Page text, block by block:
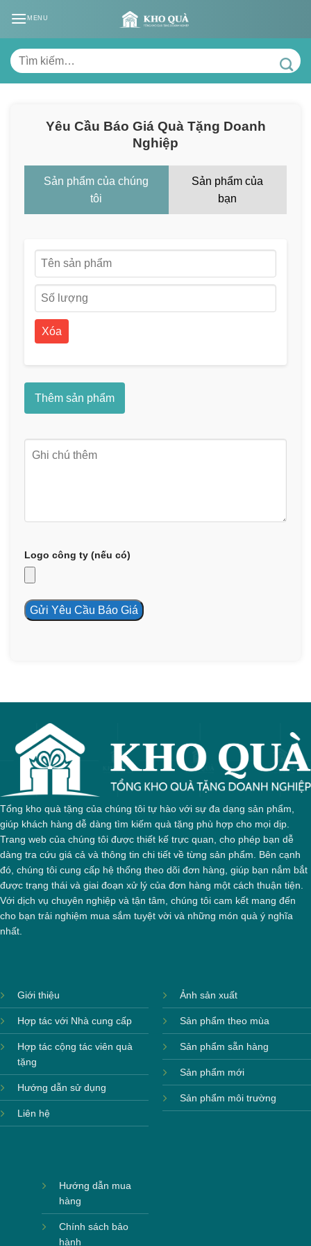
MENU
Tìm
kiếm:
Yêu Cầu Báo Giá Quà Tặng Doanh
Nghiệp
Sản phẩm của chúng
tôi
Sản phẩm của
bạn
Xóa
Thêm sản phẩm
Logo công ty (nếu có)
Gửi Yêu Cầu Báo Giá
Tổng kho quà tặng của chúng tôi tự hào với sự đa dạng sản phẩm,
giúp khách hàng dễ dàng tìm kiếm quà tặng phù hợp cho mọi dịp.
Trang web của chúng tôi được thiết kế trực quan, cho phép bạn dễ
dàng tra cứu giá cả và thông tin chi tiết về từng sản phẩm. Bên cạnh
đó, chúng tôi cung cấp hệ thống theo dõi đơn hàng, giúp bạn nắm bắt
được trạng thái và giai đoạn xử lý của đơn hàng một cách thuận tiện.
Với dịch vụ chuyên nghiệp và tận tâm, chúng tôi cam kết mang đến
cho bạn trải nghiệm mua sắm tuyệt vời và những món quà ý nghĩa
nhất.
Giới thiệu
Hợp tác với Nhà cung cấp
Hợp tác cộng tác viên quà
tặng
Hướng dẫn sử dụng
Liên hệ
Ảnh sản xuất
Sản phẩm theo mùa
Sản phẩm sẵn hàng
Sản phẩm mới
Sản phẩm môi trường
Hướng dẫn mua
hàng
Chính sách bảo
hành